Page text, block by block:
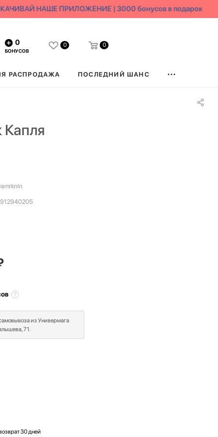
НАШЕ ПРИЛОЖЕНИЕ | 3000 бонусов в подарок
0
БОНУСОВ
0 0
РАСПРОДАЖА ПОСЛЕДНИЙ ШАНС
Капля
из Универмага
71.
30 дней